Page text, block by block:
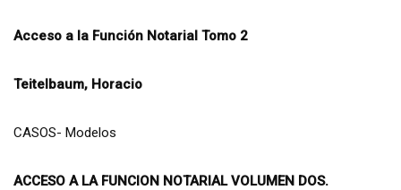
Acceso a la Función Notarial Tomo 2
Teitelbaum, Horacio
CASOS- Modelos
ACCESO A LA FUNCION NOTARIAL VOLUMEN DOS.